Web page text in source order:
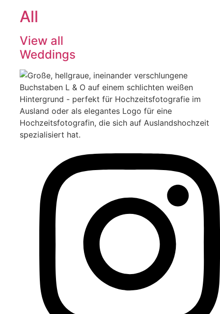
All
View all
Weddings